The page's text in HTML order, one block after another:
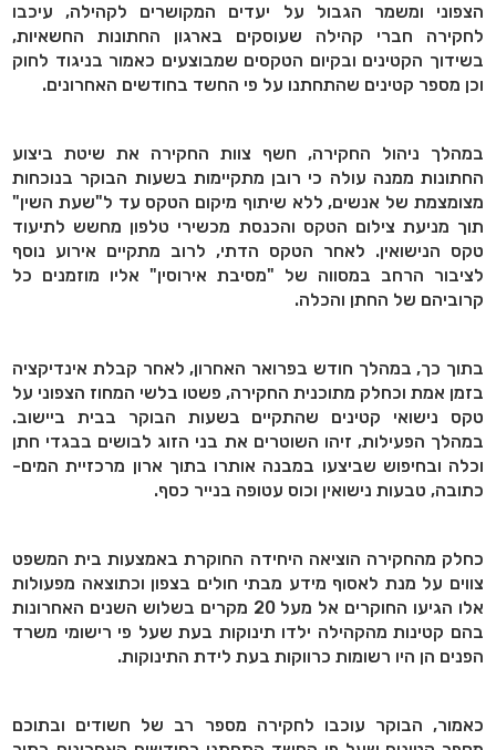
הצפוני ומשמר הגבול על יעדים המקושרים לקהילה, עיכבו
לחקירה חברי קהילה שעוסקים בארגון החתונות החשאיות,
בשידוך הקטינים ובקיום הטקסים שמבוצעים כאמור בניגוד לחוק
וכן מספר קטינים שהתחתנו על פי החשד בחודשים האחרונים.
במהלך ניהול החקירה, חשף צוות החקירה את שיטת ביצוע
החתונות ממנה עולה כי רובן מתקיימות בשעות הבוקר בנוכחות
מצומצמת של אנשים, ללא שיתוף מיקום הטקס עד ל"שעת השין"
תוך מניעת צילום הטקס והכנסת מכשירי טלפון מחשש לתיעוד
טקס הנישואין. לאחר הטקס הדתי, לרוב מתקיים אירוע נוסף
לציבור הרחב במסווה של "מסיבת אירוסין" אליו מוזמנים כל
קרוביהם של החתן והכלה.
בתוך כך, במהלך חודש בפרואר האחרון, לאחר קבלת אינדיקציה
בזמן אמת וכחלק מתוכנית החקירה, פשטו בלשי המחוז הצפוני על
טקס נישואי קטינים שהתקיים בשעות הבוקר בבית ביישוב.
במהלך הפעילות, זיהו השוטרים את בני הזוג לבושים בבגדי חתן
וכלה ובחיפוש שביצעו במבנה אותרו בתוך ארון מרכזיית המים-
כתובה, טבעות נישואין וכוס עטופה בנייר כסף.
כחלק מהחקירה הוציאה היחידה החוקרת באמצעות בית המשפט
צווים על מנת לאסוף מידע מבתי חולים בצפון וכתוצאה מפעולות
אלו הגיעו החוקרים אל מעל 20 מקרים בשלוש השנים האחרונות
בהם קטינות מהקהילה ילדו תינוקות בעת שעל פי רישומי משרד
הפנים הן היו רשומות כרווקות בעת לידת התינוקות.
כאמור, הבוקר עוכבו לחקירה מספר רב של חשודים ובתוכם